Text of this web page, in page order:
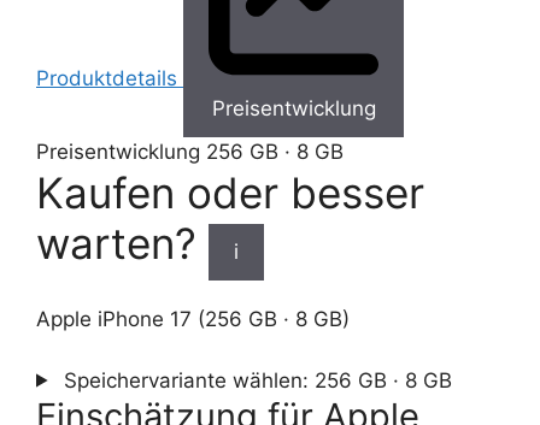
Produktdetails
Preisentwicklung
Preisentwicklung 256 GB · 8 GB
Kaufen oder besser
warten?
i
Apple iPhone 17 (256 GB · 8 GB)
Speichervariante wählen: 256 GB · 8 GB
Einschätzung für Apple